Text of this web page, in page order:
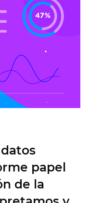
papel
de la